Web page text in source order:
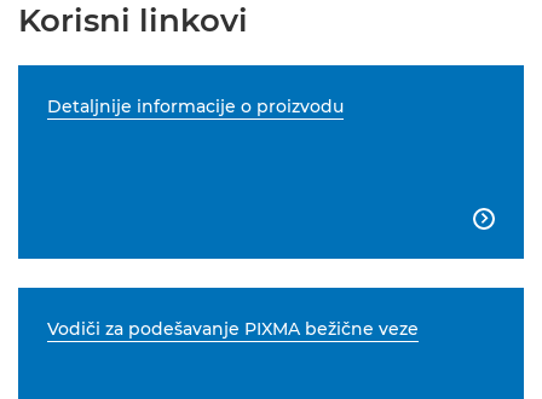
Korisni linkovi
Detaljnije informacije o proizvodu

Vodiči za podešavanje PIXMA bežične veze